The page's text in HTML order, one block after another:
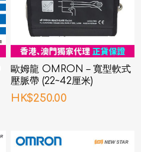
歐姆龍 OMRON – 寬型軟式
壓脈帶 (22~42厘米)
HK$250.00